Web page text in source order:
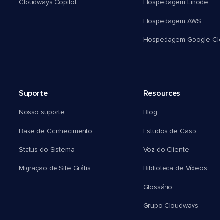
Cloudways Copilot Hospedagem Linode
Hospedagem AWS
Hospedagem Google
Suporte
Nosso suporte
Base de Conhecimento
Status do Sistema
Migração de Site Grátis
Resources
Blog
Estudos de Caso
Voz do Cliente
Biblioteca de Vídeos
Glossário
Grupo Cloudways